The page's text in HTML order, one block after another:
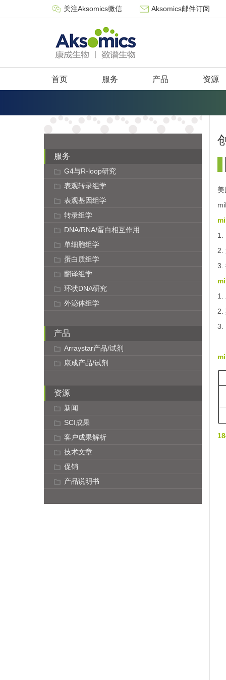
关注Aksomics微信 Aksomics邮件订阅
首页 服务 产品 资源
服务
G4与R-loop研究
表观转录组学
表观基因组学
转录组学
DNA/RNA/蛋白相互作用
单细胞组学
蛋白质组学
翻译组学
环状DNA研究
外泌体组学
产品
Arraystar产品/试剂
康成产品/试剂
资源
新闻
SCI成果
客户成果解析
技术文章
促销
产品说明书
1.
2.
3.
1.
2.
3.